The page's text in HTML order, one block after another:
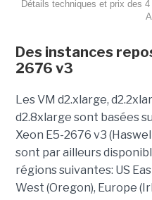
Détails techniques et prix des
Des instances
2676 v3
Les VM d2.xlarge,
d2.8xlarge sont basées
Xeon E5-2676 v3
sont par ailleurs
régions suivantes: US
West (Oregon), Europe